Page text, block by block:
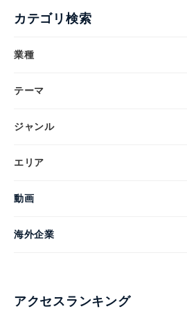
カテゴリ検索
業種
テーマ
ジャンル
エリア
動画
海外企業
アクセスランキング
English